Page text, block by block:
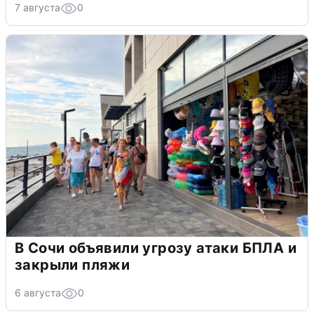
7 августа 0
В Сочи объявили угрозу атаки БПЛА и
закрыли пляжи
6 августа 0